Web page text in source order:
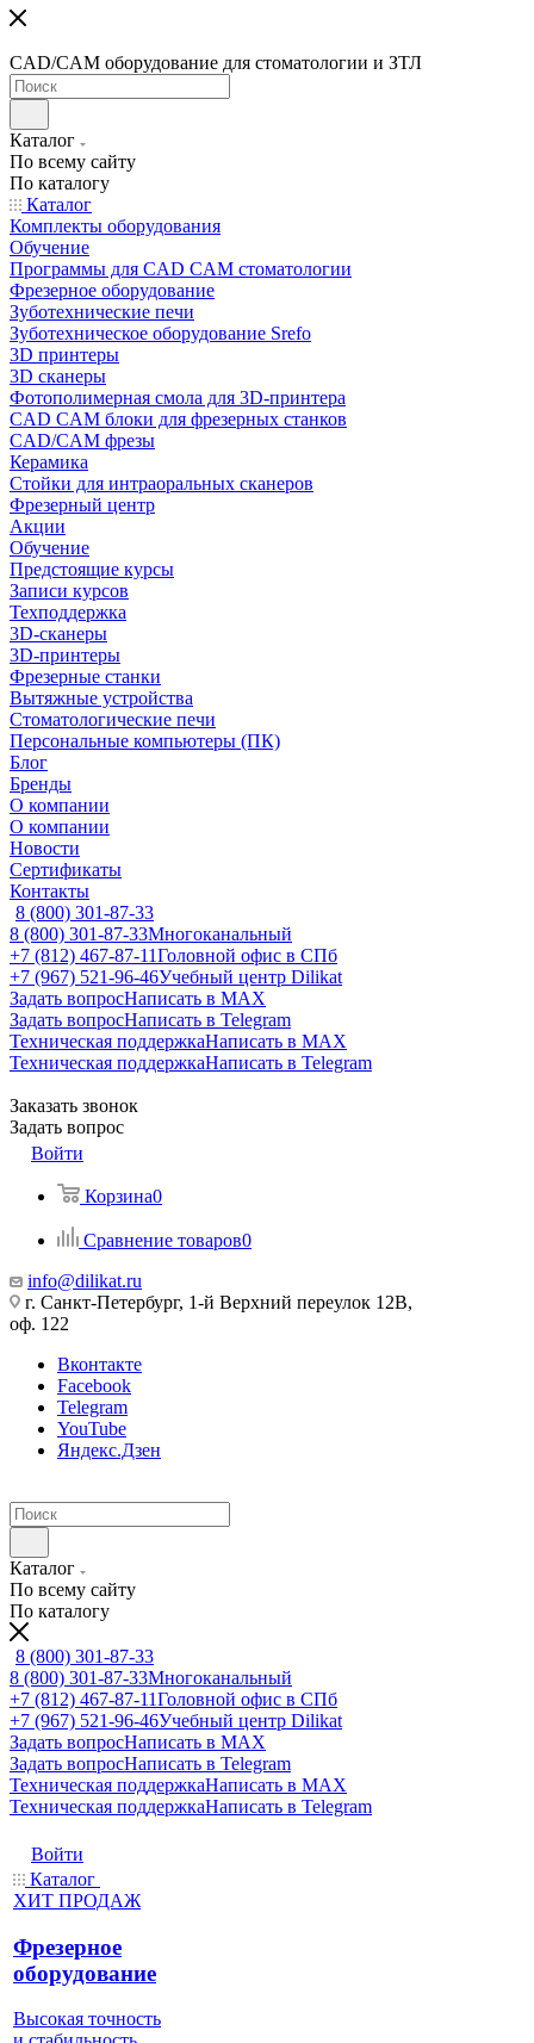
CAD/CAM оборудование для стоматологии и ЗТЛ
Каталог
По всему сайту
По каталогу
Каталог
Комплекты оборудования
Обучение
Программы для CAD CAM стоматологии
Фрезерное оборудование
Зуботехнические печи
Зуботехническое оборудование Srefo
3D принтеры
3D сканеры
Фотополимерная смола для 3D-принтера
CAD CAM блоки для фрезерных станков
CAD/CAM фрезы
Керамика
Стойки для интраоральных сканеров
Фрезерный центр
Акции
Обучение
Предстоящие курсы
Записи курсов
Техподдержка
3D-сканеры
3D-принтеры
Фрезерные станки
Вытяжные устройства
Стоматологические печи
Персональные компьютеры (ПК)
Блог
Бренды
О компании
О компании
Новости
Сертификаты
Контакты
8 (800) 301-87-33
8 (800) 301-87-33Многоканальный
+7 (812) 467-87-11Головной офис в СПб
+7 (967) 521-96-46Учебный центр Dilikat
Задать вопросНаписать в MAX
Задать вопросНаписать в Telegram
Техническая поддержкаНаписать в MAX
Техническая поддержкаНаписать в Telegram
Заказать звонок
Задать вопрос
Войти
Корзина0
Сравнение товаров0
info@dilikat.ru
г. Санкт-Петербург, 1-й Верхний переулок 12В,
оф. 122
Вконтакте
Facebook
Telegram
YouTube
Яндекс.Дзен
Каталог
По всему сайту
По каталогу
8 (800) 301-87-33
8 (800) 301-87-33Многоканальный
+7 (812) 467-87-11Головной офис в СПб
+7 (967) 521-96-46Учебный центр Dilikat
Задать вопросНаписать в MAX
Задать вопросНаписать в Telegram
Техническая поддержкаНаписать в MAX
Техническая поддержкаНаписать в Telegram
Войти
Каталог
ХИТ ПРОДАЖ
Фрезерное
оборудование
Высокая точность